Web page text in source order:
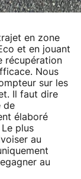
en zone
et en jouant
récupération
Nous
sur les
Il faut dire
de
élaboré
plus
au
au